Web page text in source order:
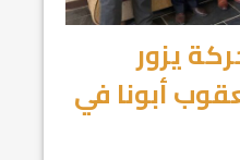
يزور
أبونا في